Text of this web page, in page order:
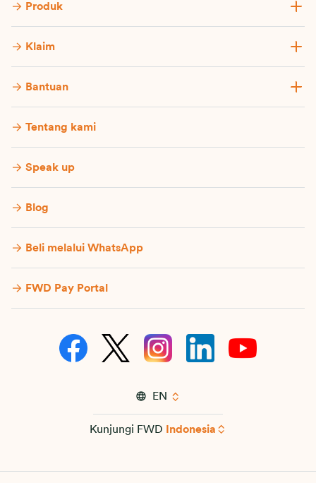
Produk
Klaim
Bantuan
Tentang kami
Speak up
Blog
Beli melalui WhatsApp
FWD Pay Portal
EN
Kunjungi FWD Indonesia